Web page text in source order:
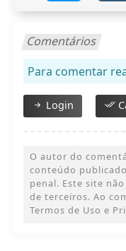
Comentários
Para comentar
Login
O autor do
conteúdo
penal. Este site
de terceiros. Ao
Termos de Uso e